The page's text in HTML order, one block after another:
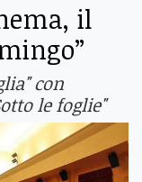
il
con
le foglie"